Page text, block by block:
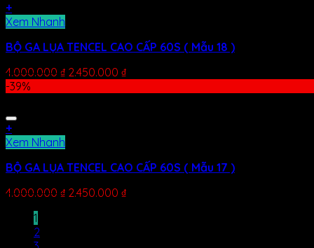
+
Xem Nhanh
BỘ GA LỤA TENCEL CAO CẤP 60S ( Mẫu 18 )
4.000.000 ₫ 2.450.000 ₫
-39%
+
Xem Nhanh
BỘ GA LỤA TENCEL CAO CẤP 60S ( Mẫu 17 )
4.000.000 ₫ 2.450.000 ₫
1
2